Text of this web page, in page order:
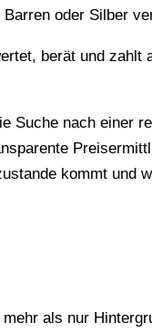
oder Silber
berät und zahlt
Suche nach einer
kommt und
als nur